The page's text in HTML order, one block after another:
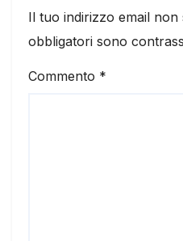
Il tuo indirizzo email non
obbligatori sono
Commento *